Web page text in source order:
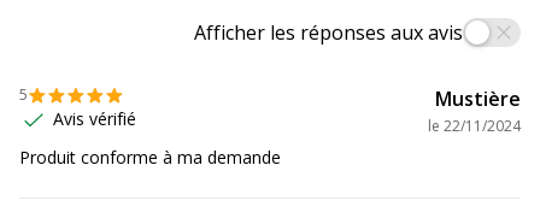
Présence de substance
Non
Données d'identification
Données d'identification
Afficher les réponses aux avis
5
Avis vérifié
Mustière
le 22/11/2024
Produit conforme à ma demande